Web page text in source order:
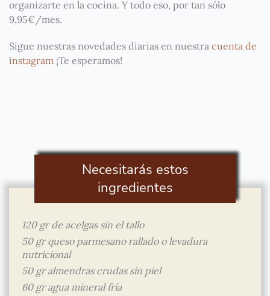
organizarte en la cocina. Y todo eso, por tan sólo
9,95€/mes.
Sigue nuestras novedades diarias en nuestra cuenta de
instagram ¡Te esperamos!
Necesitarás estos
ingredientes
120 gr de acelgas sin el tallo
50 gr queso parmesano rallado o levadura
nutricional
50 gr almendras crudas sin piel
60 gr agua mineral fría